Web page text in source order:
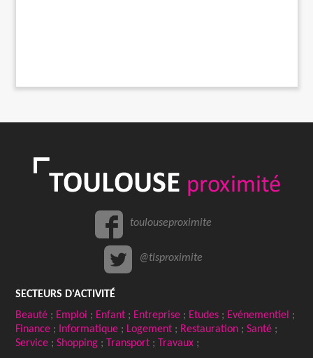
toulouseproximite
@tlsproximite
SECTEURS D'ACTIVITÉ
Beauté ; Emploi ; Enfant ; Entreprise ; Etudes ; Evénementiel ;
Finance ; Informatique ; Logement ; Restauration ; Santé ;
Service ; Shopping ; Transport ; Travaux ;